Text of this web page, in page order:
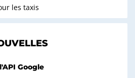
les taxis
Google